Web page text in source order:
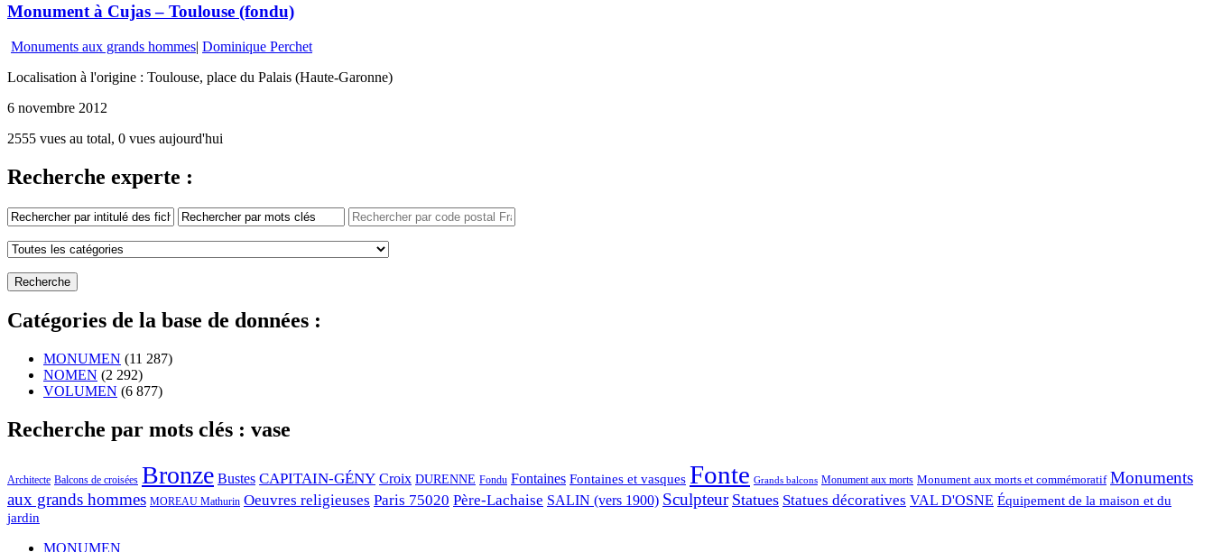
Monument à Cujas – Toulouse (fondu)
Monuments aux grands hommes| Dominique Perchet
Localisation à l'origine : Toulouse, place du Palais (Haute-Garonne)
6 novembre 2012
2555 vues au total, 0 vues aujourd'hui
Recherche experte :
Catégories de la base de données :
MONUMEN (11 287)
NOMEN (2 292)
VOLUMEN (6 877)
Recherche par mots clés : vase
Architecte Balcons de croisées Bronze Bustes CAPITAIN-GÉNY Croix DURENNE Fondu Fontaines Fontaines et vasques Fonte Grands balcons Monument aux morts Monument aux morts et commémoratif Monuments
aux grands hommes MOREAU Mathurin Oeuvres religieuses Paris 75020 Père-Lachaise SALIN (vers 1900) Sculpteur Statues Statues décoratives VAL D'OSNE Équipement de la maison et du
jardin
MONUMEN